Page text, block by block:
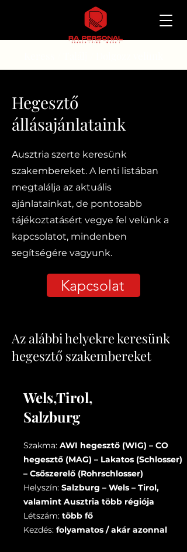
Hegesztő
állásajánlataink
Ausztria szerte keresünk
szakembereket. A lenti listában
megtalálja az aktuális
ajánlatainkat, de pontosabb
tájékoztatásért vegye fel velünk a
kapcsolatot, mindenben
segítségére vagyunk.
Kapcsolat
Az alábbi helyekre keresünk
hegesztő szakembereket
Wels,Tirol,
Salzburg
Szakma: AWI hegesztő (WIG) – CO
hegesztő (MAG) – Lakatos (Schlosser)
– Csőszerelő (Rohrschlosser)
Helyszín: Salzburg – Wels – Tirol,
valamint Ausztria több régiója
Létszám: több fő
Kezdés: folyamatos / akár azonnal